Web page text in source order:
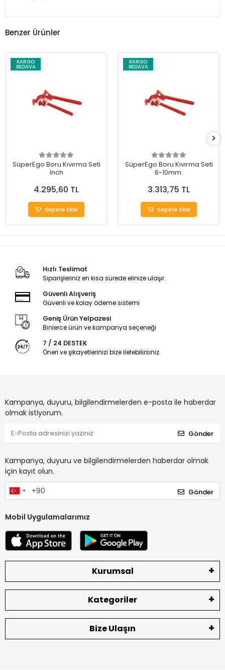
Benzer Ürünler
KARGO
BEDAVA
SüperEgo Boru Kıvırma Seti
Inch
4.295,60 TL
Sepete Ekle
KARGO
BEDAVA
SüperEgo Boru Kıvırma Seti
6-10mm.
3.313,75 TL
Sepete Ekle
Hızlı Teslimat
Siparişleriniz en kısa sürede elinize ulaşır.
Güvenli Alışveriş
Güvenli ve kolay ödeme sistemi
Geniş Ürün Yelpazesi
Binlerce ürün ve kampanya seçeneği
7 / 24 DESTEK
Öneri ve şikayetlerinizi bize iletebilirsiniz.
Kampanya, duyuru, bilgilendirmelerden e-posta ile haberdar
olmak istiyorum.
Gönder
Kampanya, duyuru ve bilgilendirmelerden haberdar olmak
için kayıt olun.
Gönder
Mobil Uygulamalarımız
Kurumsal
Kategoriler
Bize Ulaşın